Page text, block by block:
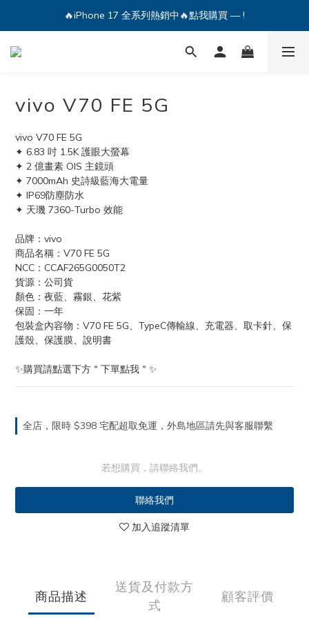
🔥iPhone 17 全系列熱銷中🔥點我購買 — !
💕加入Q哥 Line 新好友領優惠券！🎫
🔥iPhone 17 全系列熱銷中🔥點我購買 — !
vivo V70 FE 5G
vivo V70 FE 5G
✦ 6.83 吋 1.5K 護眼大螢幕
✦ 2 億畫素 OIS 主鏡頭
✦ 7000mAh 史詩級藍海大電量
✦ IP69防塵防水
✦ 天璣 7360-Turbo 效能
品牌：vivo
商品名稱：V70 FE 5G
NCC：CCAF265G0050T2
貨源：公司貨
顏色：夜藍、霧銀、花紫
保固：一年
包裝盒內容物：V70 FE 5G、TypeC傳輸線、充電器、取卡針、保
護殼、保護膜、說明書
✨購買請點選下方＂下單點我＂✨
全店，限時 $398 宅配超取免運，外島地區請先與客服聯繫
若想購買，請聯絡我們。
聯絡我們
加入追蹤清單
商品描述
送貨及付款方
式
顧客評價